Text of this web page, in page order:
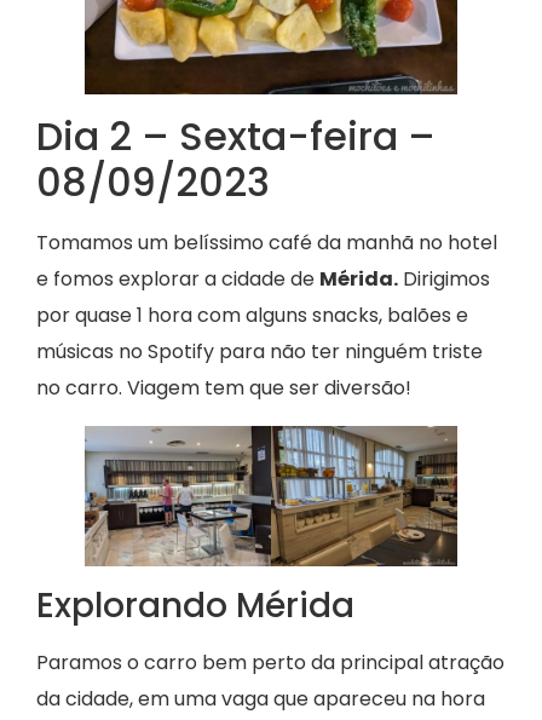
Dia 2 – Sexta-feira –
08/09/2023
Tomamos um belíssimo café da manhã no hotel
e fomos explorar a cidade de Mérida. Dirigimos
por quase 1 hora com alguns snacks, balões e
músicas no Spotify para não ter ninguém triste
no carro. Viagem tem que ser diversão!
Explorando Mérida
Paramos o carro bem perto da principal atração
da cidade, em uma vaga que apareceu na hora